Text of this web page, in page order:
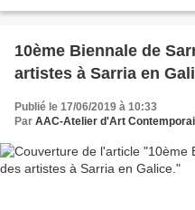
10ème Biennale de
artistes à Sarria en
Publié le 17/06/2019 à 10:33
Par AAC-Atelier d'Art